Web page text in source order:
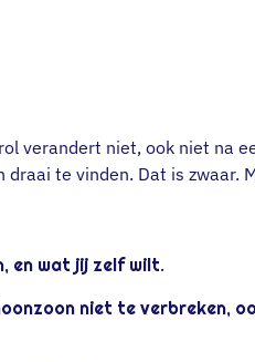
verandert niet, ook niet na
te vinden. Dat is zwaar.
en wat jij zelf wilt.
niet te verbreken,